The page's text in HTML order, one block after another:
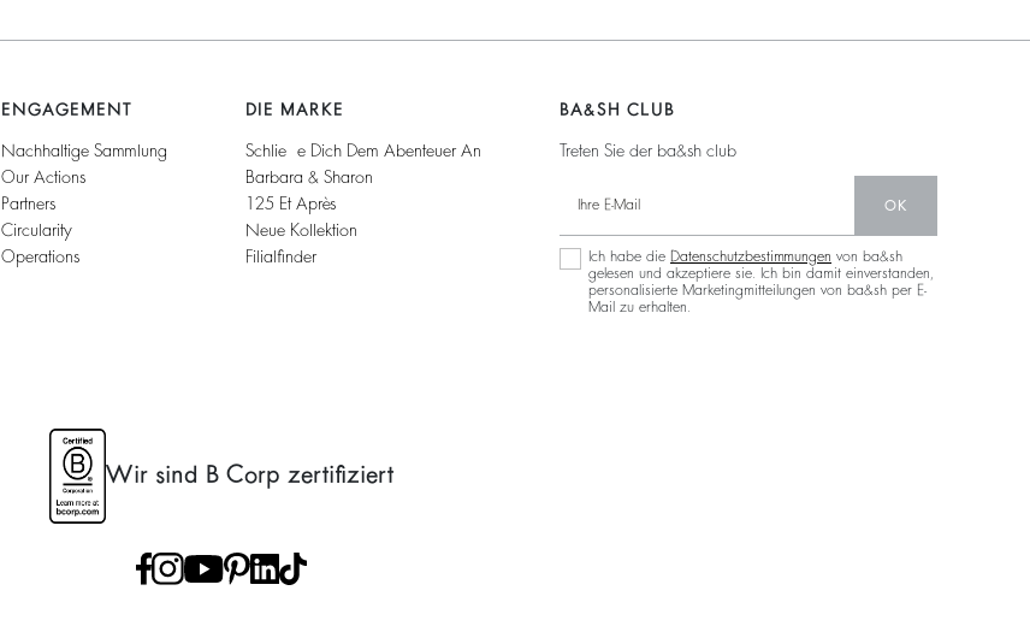
ENGAGEMENT
Nachhaltige Sammlung
Our Actions
Partners
Circularity
Operations
DIE MARKE
Schließe Dich Dem Abenteuer An
Barbara & Sharon
125 Et Après
Neue Kollektion
Filialfinder
BA&SH CLUB
Treten Sie der ba&sh club
OK
Ich habe die Datenschutzbestimmungen von ba&sh
gelesen und akzeptiere sie. Ich bin damit einverstanden,
personalisierte Marketingmitteilungen von ba&sh per E-
Mail zu erhalten.
Wir sind B Corp zertifiziert